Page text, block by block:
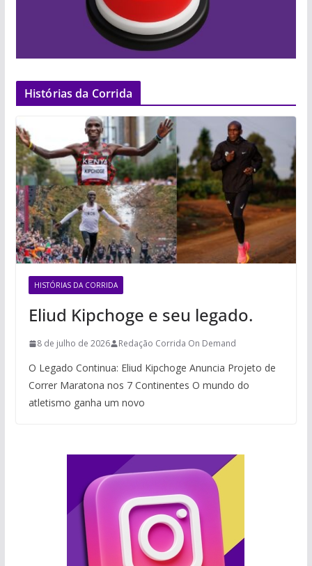
Histórias da Corrida
HISTÓRIAS DA CORRIDA
Eliud Kipchoge e seu legado.
8 de julho de 2026 Redação Corrida On Demand
O Legado Continua: Eliud Kipchoge Anuncia Projeto de
Correr Maratona nos 7 Continentes O mundo do
atletismo ganha um novo